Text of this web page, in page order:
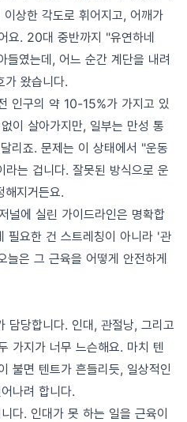
상한 각도로 휘어지고, 어깨가
요. 20대 중반까지 "유연하네
였는데, 어느 순간 계단을 내려
가 왔습니다.
구의 약 10-15%가 가지고 있
이 살아가지만, 일부는 만성 통
리죠. 문제는 이 상태에서 "운동
는 겁니다. 잘못된 방식으로 운
해지거든요.
에 실린 가이드라인은 명확합
필요한 건 스트레칭이 아니라 '관
은 그 근육을 어떻게 안전하게
담당합니다. 인대, 관절낭, 그리고
가지가 너무 느슨해요. 마치 텐
불면 텐트가 흔들리듯, 일상적인
나려 합니다.
다. 인대가 못 하는 일을 근육이